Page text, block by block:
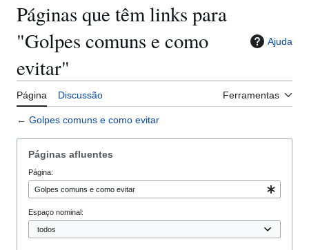
Páginas que têm links para
"Golpes comuns e como
evitar"
Ajuda
Página Discussão Ferramentas
← Golpes comuns e como evitar
Páginas afluentes
Página:
Espaço nominal: